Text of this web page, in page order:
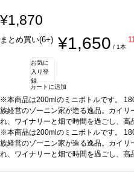
¥1,870
まとめ買い(6+) ¥1,650 / 1本
お気に
入り登
録
カートに追加
※本商品は200mlのミニボトルです。 1800年代から続くイタリアで最も有名な家
族経営のゾーニン家が造る逸品。カイ
れ、ワイナリーと畑で時間を過ごし、
璧なパートナーを見つけたことが始まり
麦わら色で、きめ細かく繊細なペルラ
フルーティで芳醇、青りんご、洋ナシ、
※本商品は200mlのミニボトルです。 1800年代から続くイタリアで最も有名な家
族経営のゾーニン家が造る逸品。カイ
れ、ワイナリーと畑で時間を過ごし、